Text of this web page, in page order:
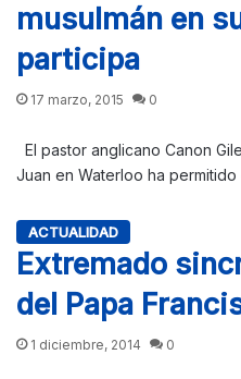
musulmán en
participa
17 marzo, 2015 0
El pastor anglicano Canon
Juan en Waterloo ha
ACTUALIDAD
Extremado
del Papa
1 diciembre, 2014 0